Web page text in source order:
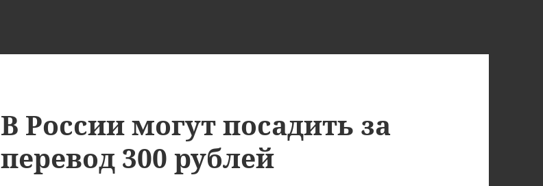
В России могут посадить за
перевод 300 рублей